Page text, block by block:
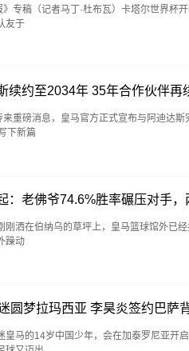
专稿（记者马丁·杜布瓦）卡塔尔世界杯
友于
续约至2034年 35年合作伙伴再
重磅消息，皇马官方正式宣布与阿迪达
下新篇
：老佛爷74.6%胜率碾压对手，
刚洒在伯纳乌的草坪上，皇马篮球馆外
躁动
圆梦拉玛西亚 李昊炎签约巴萨
皇马的14岁中国少年，会在加泰罗尼亚开